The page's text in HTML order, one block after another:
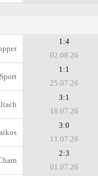
1:4
02.08.26
1:1
25.07.26
3:1
18.07.26
3:0
11.07.26
2:3
01.07.26